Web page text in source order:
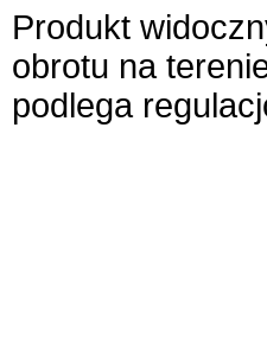
Produkt
obrotu na
podlega